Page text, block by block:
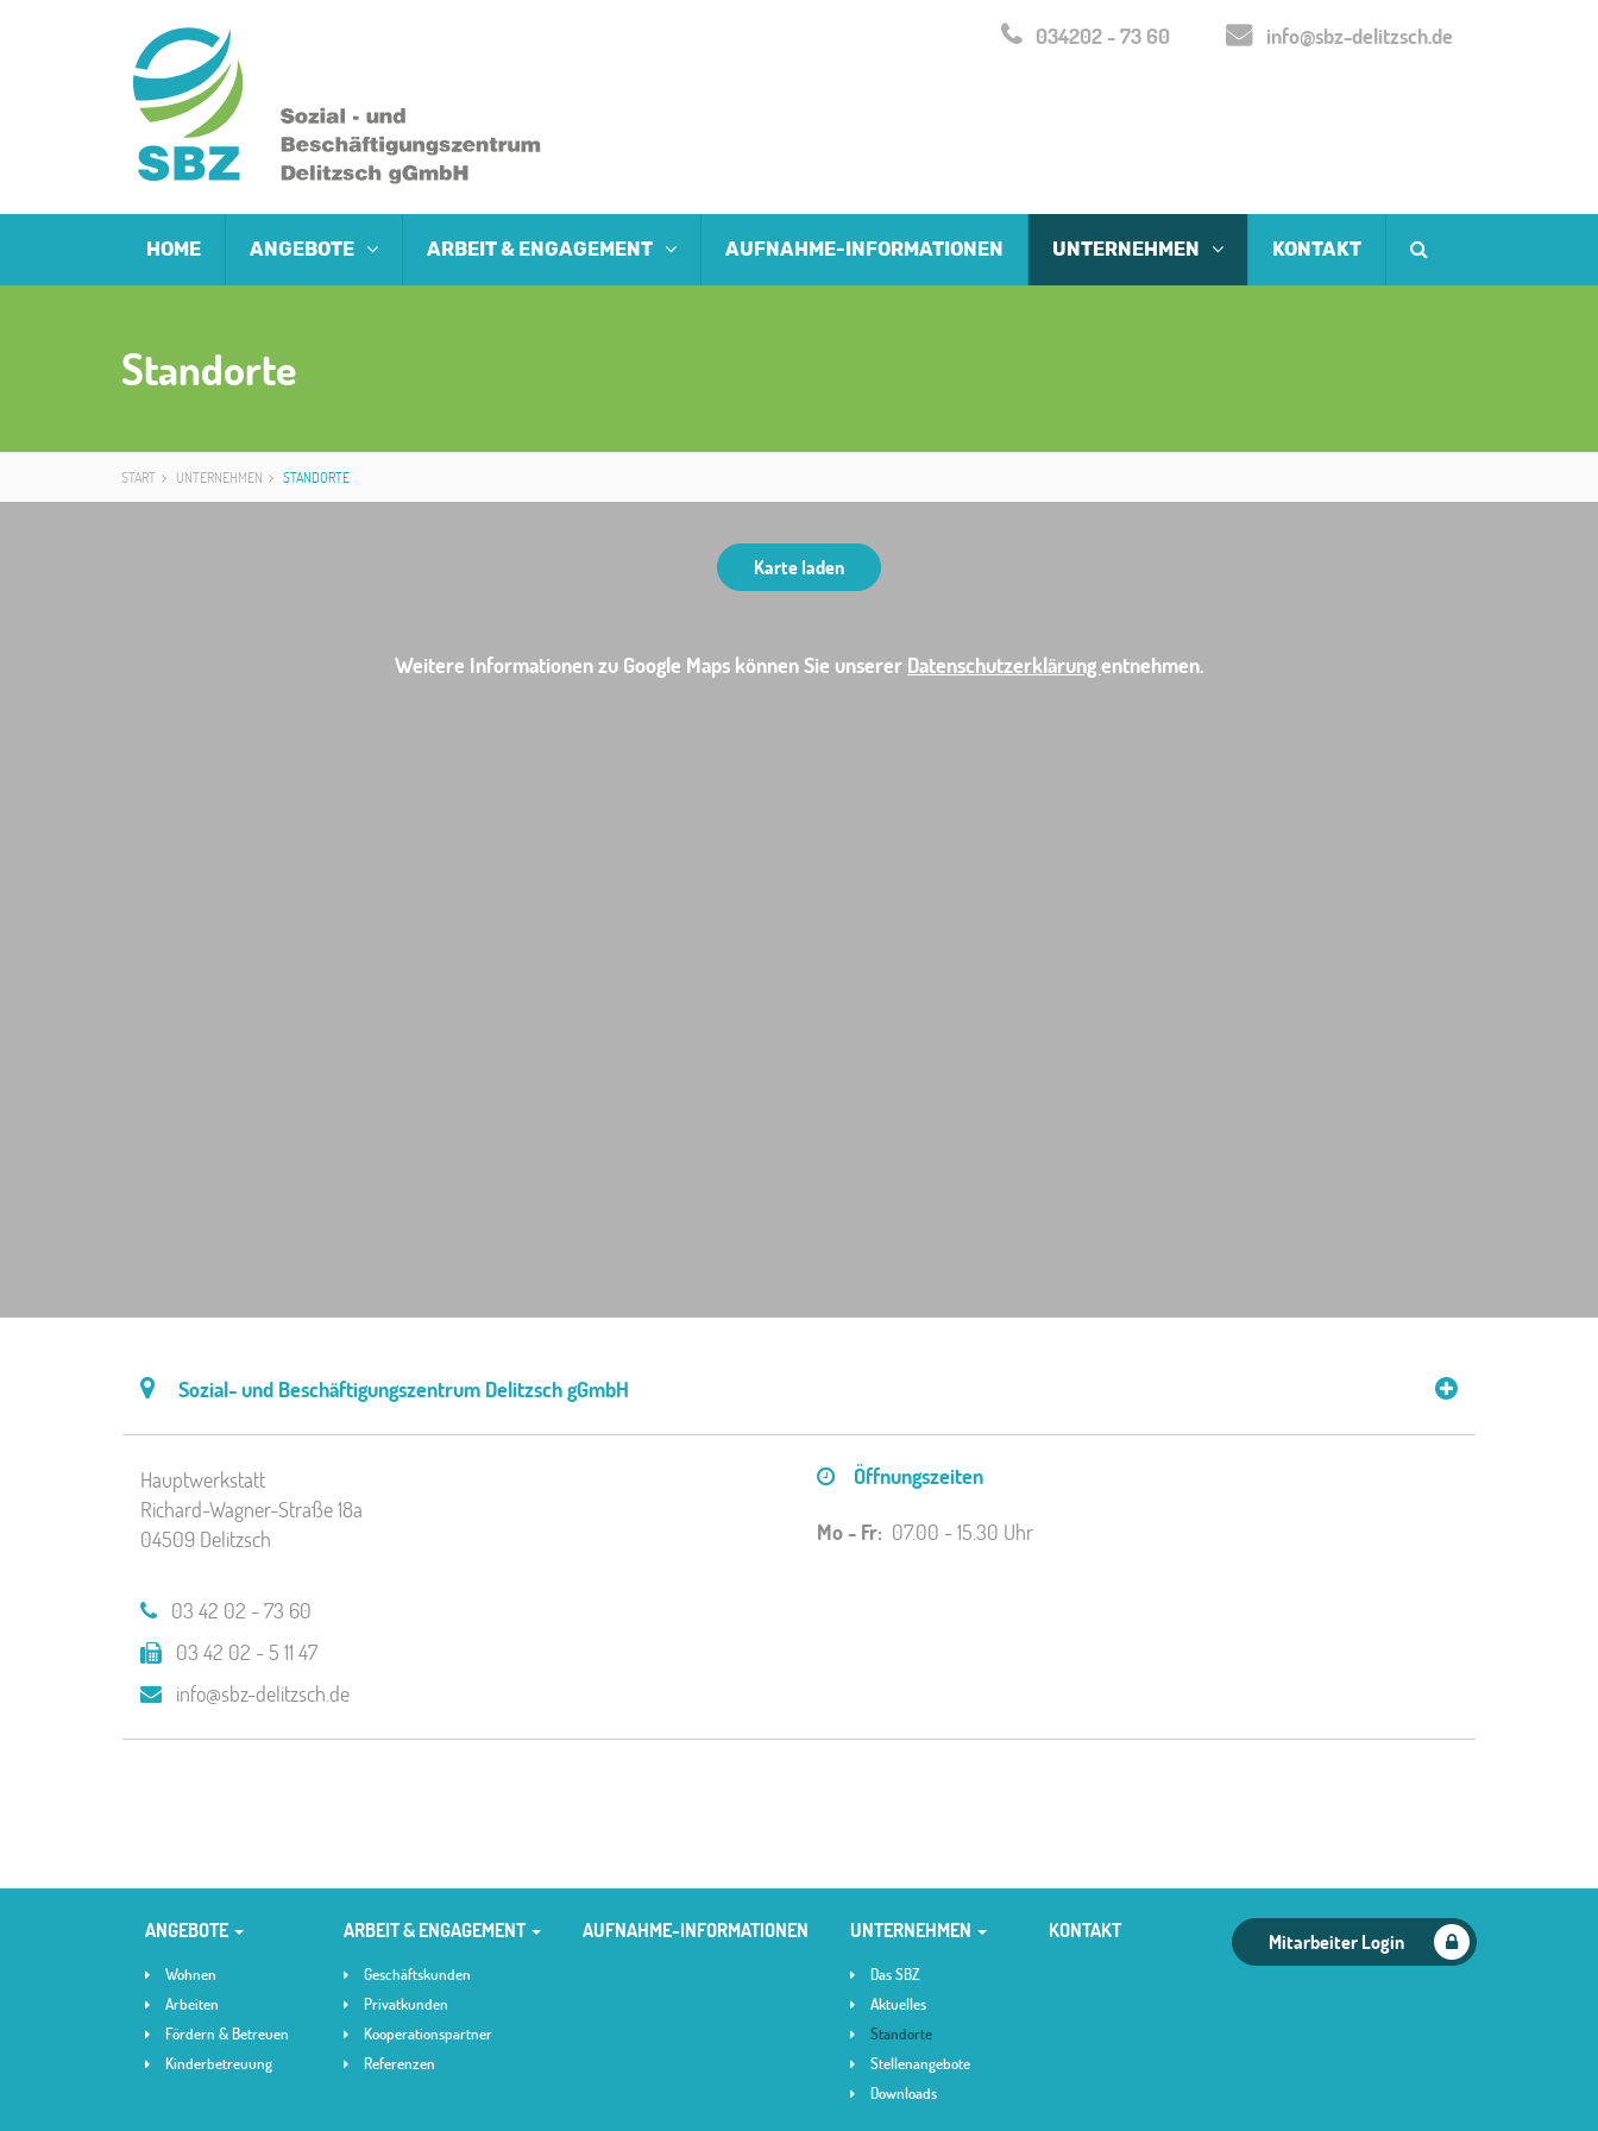
034202 - 73 60 info@sbz-delitzsch.de
HOME ANGEBOTE ARBEIT & ENGAGEMENT AUFNAHME-INFORMATIONEN UNTERNEHMEN KONTAKT
Standorte
START UNTERNEHMEN STANDORTE
Karte laden
Weitere Informationen zu Google Maps können Sie unserer Datenschutzerklärungentnehmen.
Sozial- und Beschäftigungszentrum Delitzsch gGmbH
Hauptwerkstatt
Richard-Wagner-Straße 18a
04509 Delitzsch
03 42 02 - 73 60
03 42 02 - 5 11 47
info@sbz-delitzsch.de
Öffnungszeiten
Mo - Fr: 07.00 - 15.30 Uhr
ANGEBOTE
Wohnen
Arbeiten
Fördern & Betreuen
Kinderbetreuung
ARBEIT & ENGAGEMENT
Geschäftskunden
Privatkunden
Kooperationspartner
Referenzen
AUFNAHME-INFORMATIONEN UNTERNEHMEN
Das SBZ
Aktuelles
Standorte
Stellenangebote
Downloads
KONTAKT Mitarbeiter Login